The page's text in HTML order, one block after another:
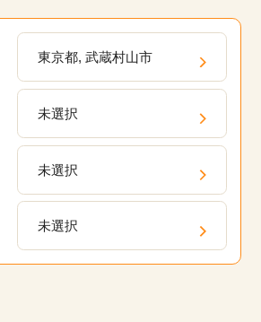
リニックまで、様々な選択肢が
い方にも人気の医療事務のお仕
業界に特化している当サイト
を実現しませんか？
東京都, 武蔵村山市
未選択
未選択
未選択